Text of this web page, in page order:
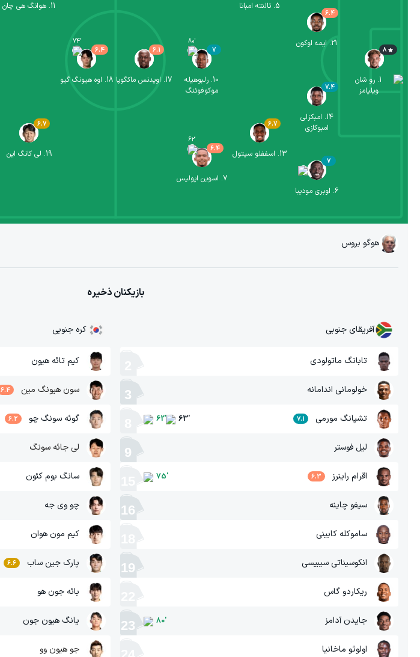
1
. رو شان
ویلیامز
8
6
. اوبری مودیبا
7
14
. امبکزلی
امبوکازی
7.4
21
. ایمه اوکون
6.4
13
. اسففلو سیتول
6.7
5
.تالنته امباتا
7
. اسوین اپولیس
6.4
62'
10
. رلبوهیله
موکوفوئنگ
7
80'
17
. اویدنس ماکگوپا
6.1
19
. لی کانگ این
6.7
11
. هوانگ هی چان
18
. اوه هیونگ گیو
6.4
74'
هوگو بروس
بازیکنان ذخیره
آفریقای جنوبی
تابانگ ماتولودی
خولومانی اندامانه 3
تشپانگ مورمی 7.1
62' 63'
لیل فوستر 9
اقرام راینرز 6.3
75'
سیفو چاینه 16
ساموکله کابینی
انکوسیناتی سیبیسی 19
ریکاردو گاس
جایدن آدامز 80'
23
اولوثو ماخانیا
کره جنوبی
کیم تائه هیون
سون هیونگ مین 6.4
گوئه سونگ چو 6.2
لی جائه سونگ
سانگ بوم کئون
چو وی جه
کیم مون هوان
پارک جین ساب 6.6
بائه جون هو
یانگ هیون جون
جو هیون وو